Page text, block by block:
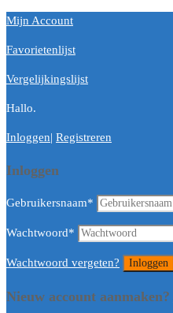
Mijn Account
Favorietenlijst
Vergelijkingslijst
Hallo.
Inloggen| Registreren
Inloggen
Gebruikersnaam*
Wachtwoord*
Wachtwoord vergeten?
Nieuw account aanmaken?